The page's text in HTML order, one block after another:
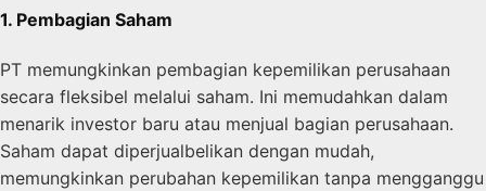
1. Pembagian Saham
PT memungkinkan pembagian kepemilikan perusahaan
secara fleksibel melalui saham. Ini memudahkan dalam
menarik investor baru atau menjual bagian perusahaan.
Saham dapat diperjualbelikan dengan mudah,
memungkinkan perubahan kepemilikan tanpa mengganggu